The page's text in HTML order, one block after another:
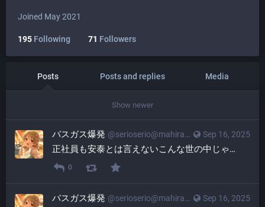
Joined May 2021
195 Following 71 Followers
Posts Posts and replies Media
Show newer
Sep 16, 2025
バスガス爆発 @serioserio@mahiradon.com
正社員も安泰とは言えないこんな世の中じゃ…
0
Sep 16, 2025
バスガス爆発 @serioserio@mahiradon.com